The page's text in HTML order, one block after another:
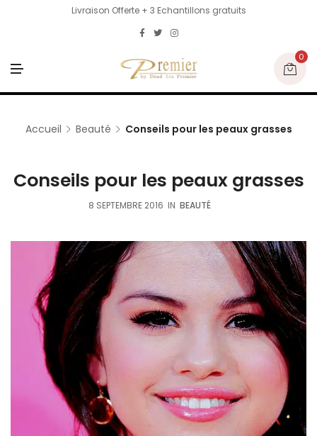
Livraison Offerte + 3 Echantillons gratuits
N
U
0
Accueil Beauté Conseils pour les peaux grasses
Conseils pour les peaux grasses
8 SEPTEMBRE 2016 IN BEAUTÉ